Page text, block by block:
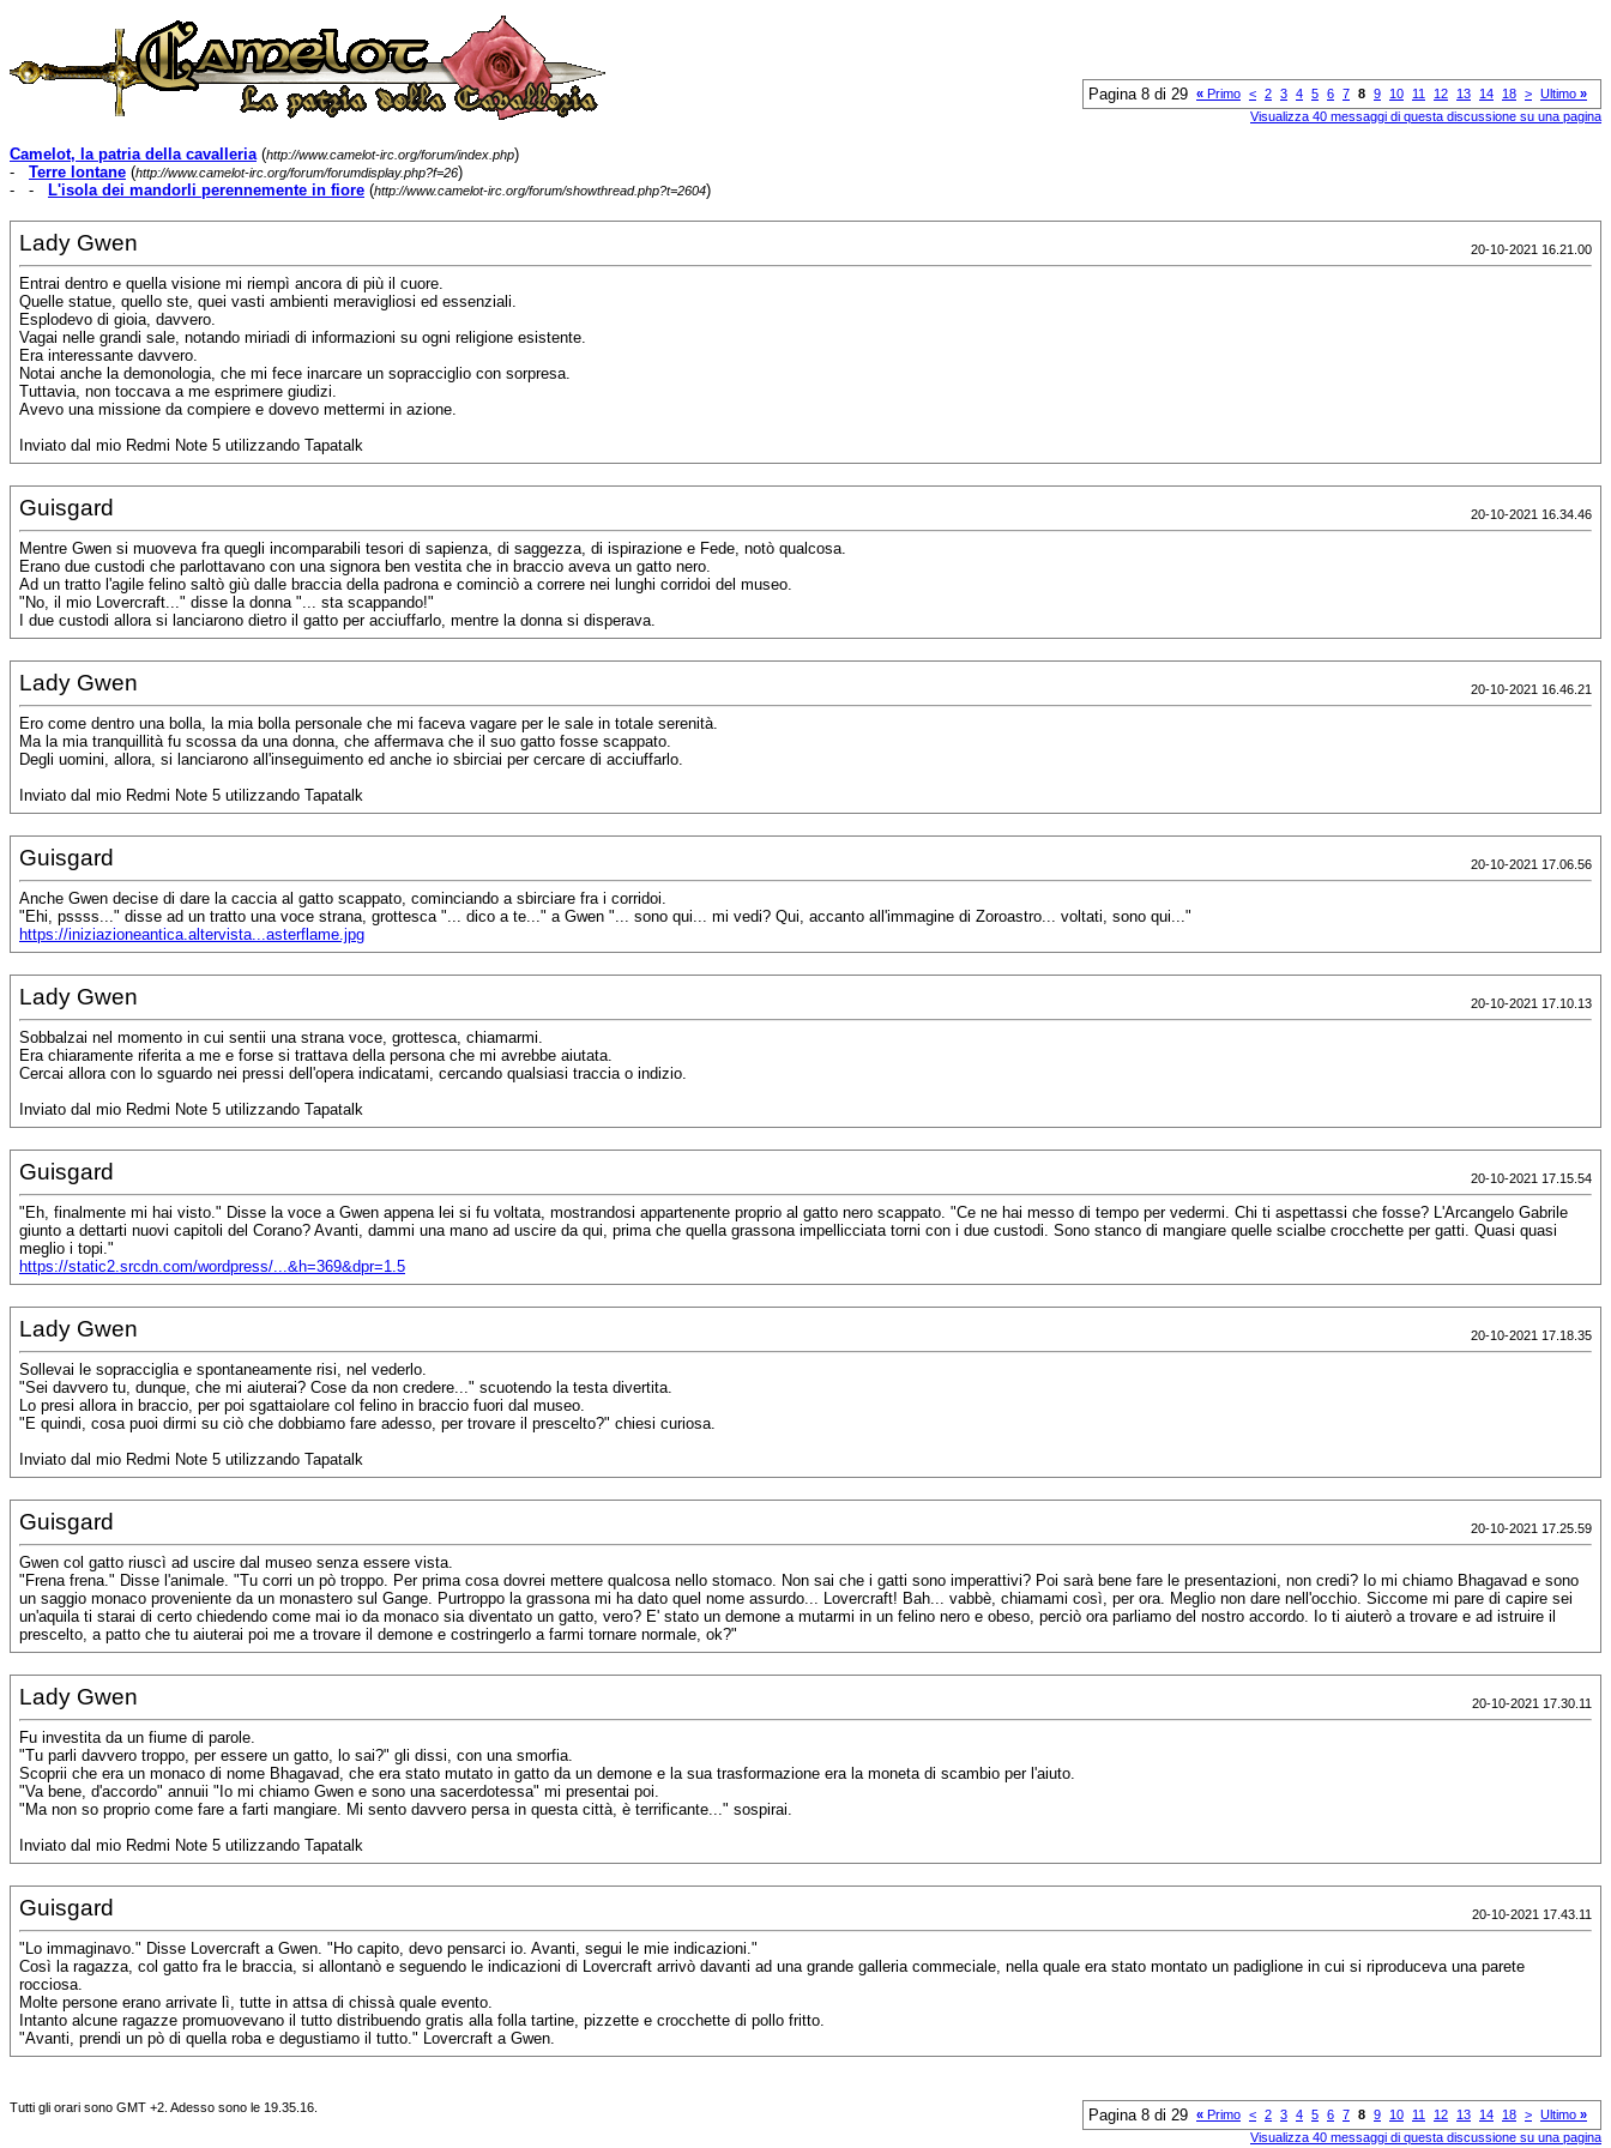
Pagina 8 di 29 « Primo < 2 3 4 5 6 7 8 9 10 11 12 13 14 18 > Ultimo »
Visualizza 40 messaggi di questa discussione su una pagina
Camelot, la patria della cavalleria(http://www.camelot-irc.org/forum/index.php)
- Terre lontane (http://www.camelot-irc.org/forum/forumdisplay.php?f=26)
- -
L'isola dei mandorli perennemente in fiore (http://www.camelot-irc.org/forum/showthread.php?t=2604)
Lady Gwen 20-10-2021 16.21.00
Entrai dentro e quella visione mi riempì ancora di più il cuore.
Quelle statue, quello ste, quei vasti ambienti meravigliosi ed essenziali.
Esplodevo di gioia, davvero.
Vagai nelle grandi sale, notando miriadi di informazioni su ogni religione esistente.
Era interessante davvero.
Notai anche la demonologia, che mi fece inarcare un sopracciglio con sorpresa.
Tuttavia, non toccava a me esprimere giudizi.
Avevo una missione da compiere e dovevo mettermi in azione.
Inviato dal mio Redmi Note 5 utilizzando Tapatalk
Guisgard 20-10-2021 16.34.46
Mentre Gwen si muoveva fra quegli incomparabili tesori di sapienza, di saggezza, di ispirazione e Fede, notò qualcosa.
Erano due custodi che parlottavano con una signora ben vestita che in braccio aveva un gatto nero.
Ad un tratto l'agile felino saltò giù dalle braccia della padrona e cominciò a correre nei lunghi corridoi del museo.
"No, il mio Lovercraft..." disse la donna "... sta scappando!"
I due custodi allora si lanciarono dietro il gatto per acciuffarlo, mentre la donna si disperava.
Lady Gwen 20-10-2021 16.46.21
Ero come dentro una bolla, la mia bolla personale che mi faceva vagare per le sale in totale serenità.
Ma la mia tranquillità fu scossa da una donna, che affermava che il suo gatto fosse scappato.
Degli uomini, allora, si lanciarono all'inseguimento ed anche io sbirciai per cercare di acciuffarlo.
Inviato dal mio Redmi Note 5 utilizzando Tapatalk
Guisgard 20-10-2021 17.06.56
Anche Gwen decise di dare la caccia al gatto scappato, cominciando a sbirciare fra i corridoi.
"Ehi, pssss..." disse ad un tratto una voce strana, grottesca "... dico a te..." a Gwen "... sono qui... mi vedi? Qui, accanto all'immagine di Zoroastro... voltati, sono qui..."
https://iniziazioneantica.altervista...asterflame.jpg
Lady Gwen 20-10-2021 17.10.13
Sobbalzai nel momento in cui sentii una strana voce, grottesca, chiamarmi.
Era chiaramente riferita a me e forse si trattava della persona che mi avrebbe aiutata.
Cercai allora con lo sguardo nei pressi dell'opera indicatami, cercando qualsiasi traccia o indizio.
Inviato dal mio Redmi Note 5 utilizzando Tapatalk
Guisgard 20-10-2021 17.15.54
"Eh, finalmente mi hai visto." Disse la voce a Gwen appena lei si fu voltata, mostrandosi appartenente proprio al gatto nero scappato. "Ce ne hai messo di tempo per vedermi. Chi ti aspettassi che fosse? L'Arcangelo Gabrile
giunto a dettarti nuovi capitoli del Corano? Avanti, dammi una mano ad uscire da qui, prima che quella grassona impellicciata torni con i due custodi. Sono stanco di mangiare quelle scialbe crocchette per gatti. Quasi quasi
meglio i topi."
https://static2.srcdn.com/wordpress/...&h=369&dpr=1.5
Lady Gwen 20-10-2021 17.18.35
Sollevai le sopracciglia e spontaneamente risi, nel vederlo.
"Sei davvero tu, dunque, che mi aiuterai? Cose da non credere..." scuotendo la testa divertita.
Lo presi allora in braccio, per poi sgattaiolare col felino in braccio fuori dal museo.
"E quindi, cosa puoi dirmi su ciò che dobbiamo fare adesso, per trovare il prescelto?" chiesi curiosa.
Inviato dal mio Redmi Note 5 utilizzando Tapatalk
Guisgard 20-10-2021 17.25.59
Gwen col gatto riuscì ad uscire dal museo senza essere vista.
"Frena frena." Disse l'animale. "Tu corri un pò troppo. Per prima cosa dovrei mettere qualcosa nello stomaco. Non sai che i gatti sono imperattivi? Poi sarà bene fare le presentazioni, non credi? Io mi chiamo Bhagavad e sono
un saggio monaco proveniente da un monastero sul Gange. Purtroppo la grassona mi ha dato quel nome assurdo... Lovercraft! Bah... vabbè, chiamami così, per ora. Meglio non dare nell'occhio. Siccome mi pare di capire sei
un'aquila ti starai di certo chiedendo come mai io da monaco sia diventato un gatto, vero? E' stato un demone a mutarmi in un felino nero e obeso, perciò ora parliamo del nostro accordo. Io ti aiuterò a trovare e ad istruire il
prescelto, a patto che tu aiuterai poi me a trovare il demone e costringerlo a farmi tornare normale, ok?"
Lady Gwen 20-10-2021 17.30.11
Fu investita da un fiume di parole.
"Tu parli davvero troppo, per essere un gatto, lo sai?" gli dissi, con una smorfia.
Scoprii che era un monaco di nome Bhagavad, che era stato mutato in gatto da un demone e la sua trasformazione era la moneta di scambio per l'aiuto.
"Va bene, d'accordo" annuii "Io mi chiamo Gwen e sono una sacerdotessa" mi presentai poi.
"Ma non so proprio come fare a farti mangiare. Mi sento davvero persa in questa città, è terrificante..." sospirai.
Inviato dal mio Redmi Note 5 utilizzando Tapatalk
Guisgard 20-10-2021 17.43.11
"Lo immaginavo." Disse Lovercraft a Gwen. "Ho capito, devo pensarci io. Avanti, segui le mie indicazioni."
Così la ragazza, col gatto fra le braccia, si allontanò e seguendo le indicazioni di Lovercraft arrivò davanti ad una grande galleria commeciale, nella quale era stato montato un padiglione in cui si riproduceva una parete
rocciosa.
Molte persone erano arrivate lì, tutte in attsa di chissà quale evento.
Intanto alcune ragazze promuovevano il tutto distribuendo gratis alla folla tartine, pizzette e crocchette di pollo fritto.
"Avanti, prendi un pò di quella roba e degustiamo il tutto." Lovercraft a Gwen.
Tutti gli orari sono GMT +2. Adesso sono le 19.35.16 Pagina 8 di 29 « Primo < 2 3 4 5 6 7 8 9 10 11 12 13 14 18 > Ultimo »
Visualizza 40 messaggi di questa discussione su una pagina